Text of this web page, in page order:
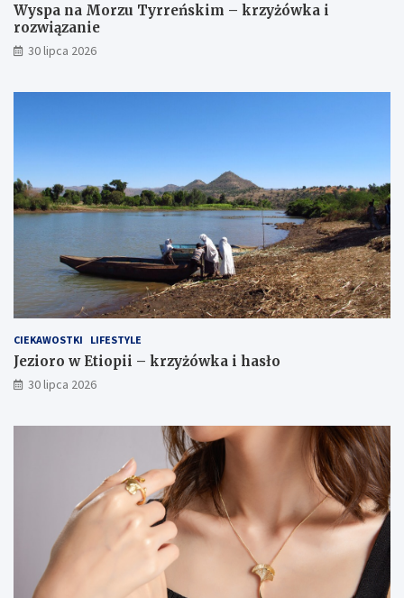
Wyspa na Morzu Tyrreńskim – krzyżówka i
rozwiązanie
30 lipca 2026
CIEKAWOSTKI LIFESTYLE
Jezioro w Etiopii – krzyżówka i hasło
30 lipca 2026